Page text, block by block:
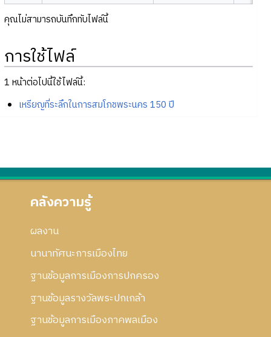
คุณไม่สามารถบันทึกทับไฟล์นี้
การใช้ไฟล์
1 หน้าต่อไปนี้ใช้ไฟล์นี้:
เหรียญที่ระลึกในการสมโภชพระนคร 150 ปี
คลังความรู้
ผลงาน
นานาทัศนะการเมืองไทย
ฐานข้อมูลการเมืองการปกครอง
ฐานข้อมูลรางวัลพระปกเกล้า
ฐานข้อมูลการเมืองภาคพลเมือง